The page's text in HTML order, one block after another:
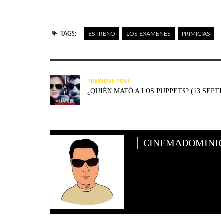
TAGS: ESTRENO LOS EXAMENES PRIMICIAS
PREVIOUS POST
¿QUIÉN MATÓ A LOS PUPPETS? (13